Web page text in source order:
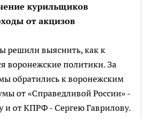
курильщиков
от акцизов
решили выяснить, как к
воронежские политики. За
обратились к воронежским
от «Справедливой России» -
и от КПРФ - Сергею Гаврилову.